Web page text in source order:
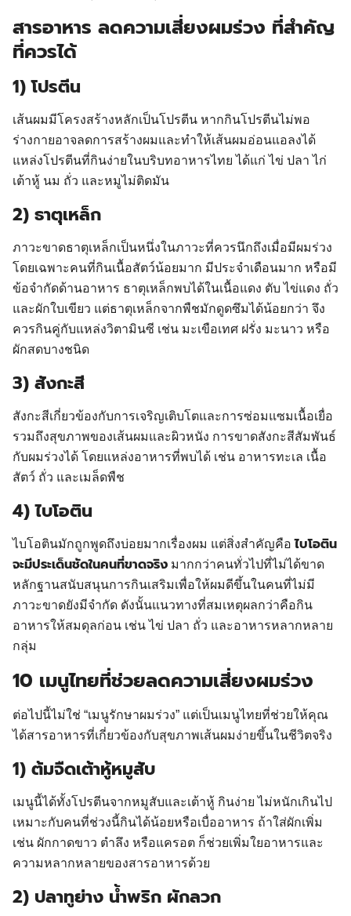
สารอาหาร ลดความเสี่ยงผมร่วง ที่สำคัญ
ที่ควรได้
1) โปรตีน
เส้นผมมีโครงสร้างหลักเป็นโปรตีน หากกินโปรตีนไม่พอ
ร่างกายอาจลดการสร้างผมและทำให้เส้นผมอ่อนแอลงได้
แหล่งโปรตีนที่กินง่ายในบริบทอาหารไทย ได้แก่ ไข่ ปลา ไก่
เต้าหู้ นม ถั่ว และหมูไม่ติดมัน
2) ธาตุเหล็ก
ภาวะขาดธาตุเหล็กเป็นหนึ่งในภาวะที่ควรนึกถึงเมื่อมีผมร่วง
โดยเฉพาะคนที่กินเนื้อสัตว์น้อยมาก มีประจำเดือนมาก หรือมี
ข้อจำกัดด้านอาหาร ธาตุเหล็กพบได้ในเนื้อแดง ตับ ไข่แดง ถั่ว
และผักใบเขียว แต่ธาตุเหล็กจากพืชมักดูดซึมได้น้อยกว่า จึง
ควรกินคู่กับแหล่งวิตามินซี เช่น มะเขือเทศ ฝรั่ง มะนาว หรือ
ผักสดบางชนิด
3) สังกะสี
สังกะสีเกี่ยวข้องกับการเจริญเติบโตและการซ่อมแซมเนื้อเยื่อ
รวมถึงสุขภาพของเส้นผมและผิวหนัง การขาดสังกะสีสัมพันธ์
กับผมร่วงได้ โดยแหล่งอาหารที่พบได้ เช่น อาหารทะเล เนื้อ
สัตว์ ถั่ว และเมล็ดพืช
4) ไบโอติน
ไบโอตินมักถูกพูดถึงบ่อยมากเรื่องผม แต่สิ่งสำคัญคือไบโอติน
จะมีประเด็นชัดในคนที่ขาดจริง มากกว่าคนทั่วไปที่ไม่ได้ขาด
หลักฐานสนับสนุนการกินเสริมเพื่อให้ผมดีขึ้นในคนที่ไม่มี
ภาวะขาดยังมีจำกัด ดังนั้นแนวทางที่สมเหตุผลกว่าคือกิน
อาหารให้สมดุลก่อน เช่น ไข่ ปลา ถั่ว และอาหารหลากหลาย
กลุ่ม
10 เมนูไทยที่ช่วยลดความเสี่ยงผมร่วง
ต่อไปนี้ไม่ใช่ “เมนูรักษาผมร่วง” แต่เป็นเมนูไทยที่ช่วยให้คุณ
ได้สารอาหารที่เกี่ยวข้องกับสุขภาพเส้นผมง่ายขึ้นในชีวิตจริง
1) ต้มจืดเต้าหู้หมูสับ
เมนูนี้ได้ทั้งโปรตีนจากหมูสับและเต้าหู้ กินง่าย ไม่หนักเกินไป
เหมาะกับคนที่ช่วงนี้กินได้น้อยหรือเบื่ออาหาร ถ้าใส่ผักเพิ่ม
เช่น ผักกาดขาว ตำลึง หรือแครอต ก็ช่วยเพิ่มใยอาหารและ
ความหลากหลายของสารอาหารด้วย
2) ปลาทูย่าง น้ำพริก ผักลวก